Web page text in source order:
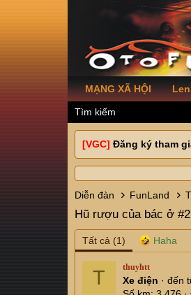
MẠNG XÃ HỘI
Tìm kiếm
[VGC] Đăng ký tham
Diễn đàn FunLand
Hũ rượu của bác ở
Tất cả (1)
T thuyhtt
Xe điện · đến